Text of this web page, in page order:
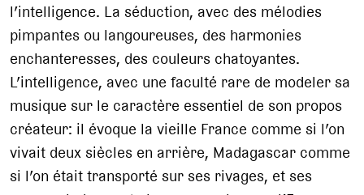
l’intelligence. La séduction, avec des mélodies
pimpantes ou langoureuses, des harmonies
enchanteresses, des couleurs chatoyantes.
L’intelligence, avec une faculté rare de modeler sa
musique sur le caractère essentiel de son propos
créateur: il évoque la vieille France comme si l’on
vivait deux siècles en arrière, Madagascar comme
si l’on était transporté sur ses rivages, et ses